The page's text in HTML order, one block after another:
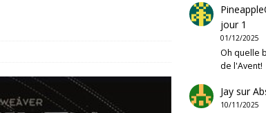
jour 1
01/12/2025
Oh quelle
de l'Avent!
Jay sur
10/11/2025